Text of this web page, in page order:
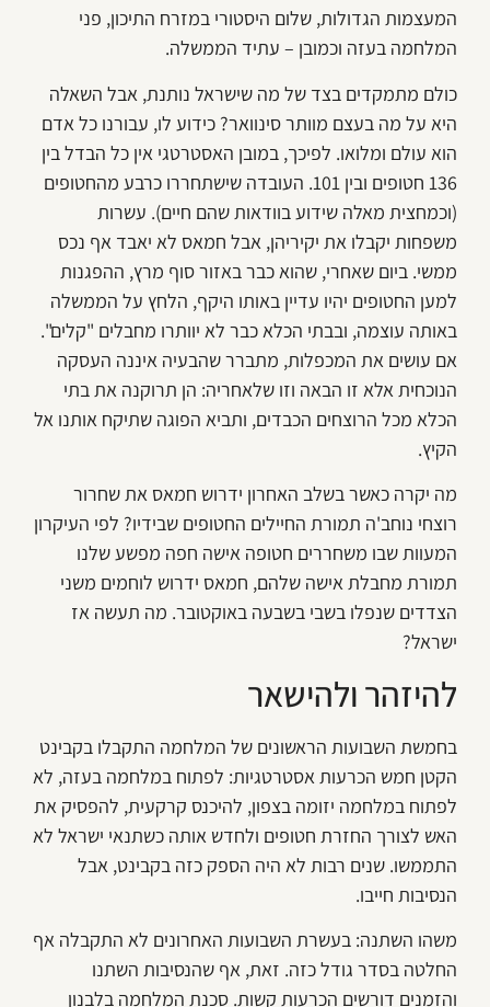
המעצמות הגדולות, שלום היסטורי במזרח התיכון, פני
המלחמה בעזה וכמובן – עתיד הממשלה.
כולם מתמקדים בצד של מה שישראל נותנת, אבל השאלה
היא על מה בעצם מוותר סינוואר? כידוע לו, עבורנו כל אדם
הוא עולם ומלואו. לפיכך, במובן האסטרטגי אין כל הבדל בין
136 חטופים ובין 101. העובדה שישתחררו כרבע מהחטופים
(וכמחצית מאלה שידוע בוודאות שהם חיים). עשרות
משפחות יקבלו את יקיריהן, אבל חמאס לא יאבד אף נכס
ממשי. ביום שאחרי, שהוא כבר באזור סוף מרץ, ההפגנות
למען החטופים יהיו עדיין באותו היקף, הלחץ על הממשלה
באותה עוצמה, ובבתי הכלא כבר לא יוותרו מחבלים "קלים".
אם עושים את המכפלות, מתברר שהבעיה איננה העסקה
הנוכחית אלא זו הבאה וזו שלאחריה: הן תרוקנה את בתי
הכלא מכל הרוצחים הכבדים, ותביא הפוגה שתיקח אותנו אל
הקיץ.
מה יקרה כאשר בשלב האחרון ידרוש חמאס את שחרור
רוצחי נוחב'ה תמורת החיילים החטופים שבידיו? לפי העיקרון
המעוות שבו משחררים חטופה אישה חפה מפשע שלנו
תמורת מחבלת אישה שלהם, חמאס ידרוש לוחמים משני
הצדדים שנפלו בשבי בשבעה באוקטובר. מה תעשה אז
ישראל?
להיזהר ולהישאר
בחמשת השבועות הראשונים של המלחמה התקבלו בקבינט
הקטן חמש הכרעות אסטרטגיות: לפתוח במלחמה בעזה, לא
לפתוח במלחמה יזומה בצפון, להיכנס קרקעית, להפסיק את
האש לצורך החזרת חטופים ולחדש אותה כשתנאי ישראל לא
התממשו. שנים רבות לא היה הספק כזה בקבינט, אבל
הנסיבות חייבו.
משהו השתנה: בעשרת השבועות האחרונים לא התקבלה אף
החלטה בסדר גודל כזה. זאת, אף שהנסיבות השתנו
והזמנים דורשים הכרעות קשות. סכנת המלחמה בלבנון